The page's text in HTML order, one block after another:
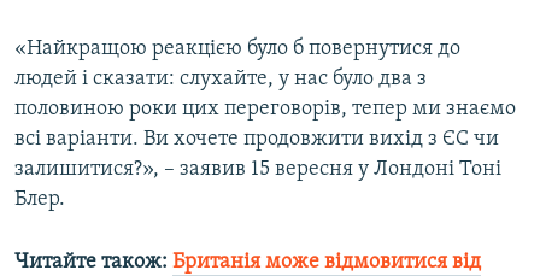
«Найкращою реакцією було б повернутися до
людей і сказати: слухайте, у нас було два з
половиною роки цих переговорів, тепер ми знаємо
всі варіанти. Ви хочете продовжити вихід з ЄС чи
залишитися?», – заявив 15 вересня у Лондоні Тоні
Блер.
Читайте також: Британія може відмовитися від